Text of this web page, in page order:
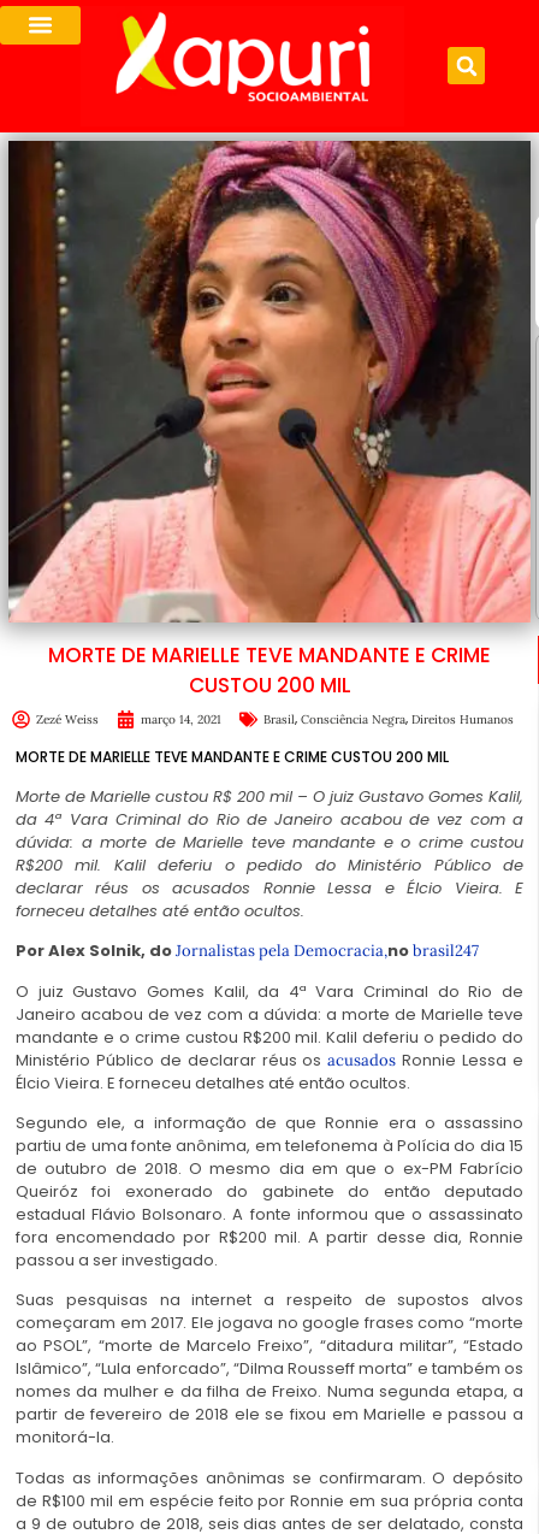
MORTE DE MARIELLE TEVE MANDANTE E CRIME
CUSTOU 200 MIL
Zezé Weiss março 14, 2021 Brasil, Consciência Negra, Direitos Humanos
MORTE DE MARIELLE TEVE MANDANTE E CRIME CUSTOU 200 MIL
Morte de Marielle custou R$ 200 mil – O juiz Gustavo Gomes Kalil,
da 4ª Vara Criminal do Rio de Janeiro acabou de vez com a
dúvida: a morte de Marielle teve mandante e o crime custou
R$200 mil. Kalil deferiu o pedido do Ministério Público de
declarar réus os acusados Ronnie Lessa e Élcio Vieira. E
forneceu detalhes até então ocultos.
Por Alex Solnik, doJornalistas pela Democracia,nobrasil247
O juiz Gustavo Gomes Kalil, da 4ª Vara Criminal do Rio de
Janeiro acabou de vez com a dúvida: a morte de Marielle teve
mandante e o crime custou R$200 mil. Kalil deferiu o pedido do
Ministério Público de declarar réus osacusados Ronnie Lessa e
Élcio Vieira. E forneceu detalhes até então ocultos.
Segundo ele, a informação de que Ronnie era o assassino
partiu de uma fonte anônima, em telefonema à Polícia do dia 15
de outubro de 2018. O mesmo dia em que o ex-PM Fabrício
Queiróz foi exonerado do gabinete do então deputado
estadual Flávio Bolsonaro. A fonte informou que o assassinato
fora encomendado por R$200 mil. A partir desse dia, Ronnie
passou a ser investigado.
Suas pesquisas na internet a respeito de supostos alvos
começaram em 2017. Ele jogava no google frases como “morte
ao PSOL”, “morte de Marcelo Freixo”, “ditadura militar”, “Estado
Islâmico”, “Lula enforcado”, “Dilma Rousseff morta” e também os
nomes da mulher e da filha de Freixo. Numa segunda etapa, a
partir de fevereiro de 2018 ele se fixou em Marielle e passou a
monitorá-la.
Todas as informações anônimas se confirmaram. O depósito
de R$100 mil em espécie feito por Ronnie em sua própria conta
a 9 de outubro de 2018, seis dias antes de ser delatado, consta